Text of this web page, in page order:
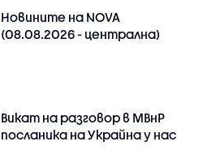
Новините на NOVA
(08.08.2026 - централна)
Викат на разговор в МВнР
посланика на Украйна у нас